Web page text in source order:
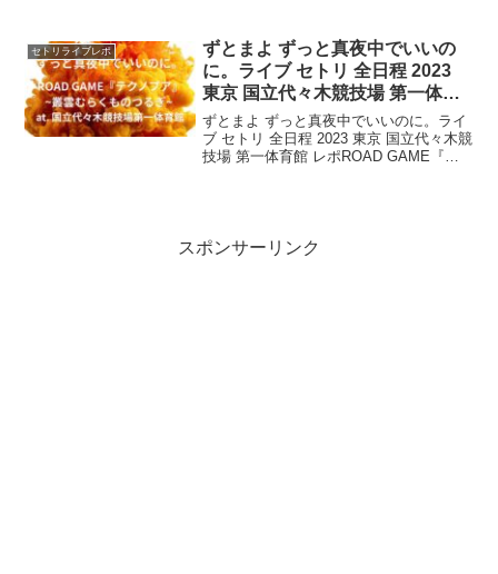
念し、 全国5都市8公演、ファ...
セトリライブレポ
ずとまよ ずっと真夜中でいいの
に。ライブ セトリ 全日程 2023
東京 国立代々木競技場 第一体育
館 レポ「ROAD GAME『テクノ
プア』~叢雲むらくものつるぎ~
at. 国立代々木競技場第一体育
ずとまよ ずっと真夜中でいいのに。ライ
ブ セトリ 全日程 2023 東京 国立代々木競
技場 第一体育館 レポROAD GAME『テ
スポンサーリンク